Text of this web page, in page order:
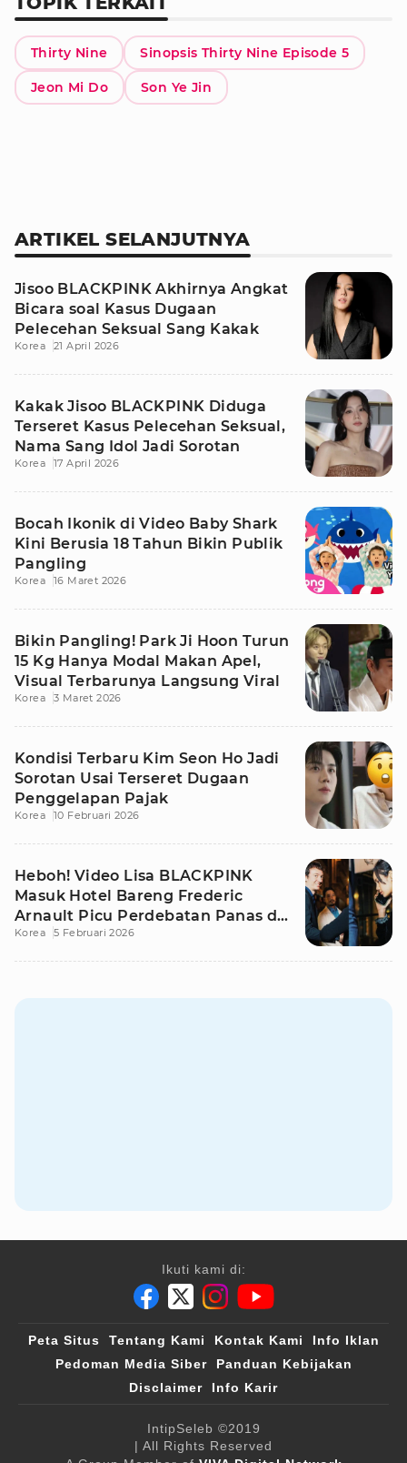
Thirty Nine Sinopsis Thirty Nine Episode 5
Jeon Mi Do Son Ye Jin
ARTIKEL SELANJUTNYA
Jisoo BLACKPINK Akhirnya Angkat
Bicara soal Kasus Dugaan
Pelecehan Seksual Sang Kakak
Korea 21 April 2026
Kakak Jisoo BLACKPINK Diduga
Terseret Kasus Pelecehan Seksual,
Nama Sang Idol Jadi Sorotan
Korea 17 April 2026
Bocah Ikonik di Video Baby Shark
Kini Berusia 18 Tahun Bikin Publik
Pangling
Korea 16 Maret 2026
Bikin Pangling! Park Ji Hoon Turun
15 Kg Hanya Modal Makan Apel,
Visual Terbarunya Langsung Viral
Korea 3 Maret 2026
Kondisi Terbaru Kim Seon Ho Jadi
Sorotan Usai Terseret Dugaan
Penggelapan Pajak
Korea 10 Februari 2026
Heboh! Video Lisa BLACKPINK
Masuk Hotel Bareng Frederic
Arnault Picu Perdebatan Panas di
Medsos
Korea 5 Februari 2026
Ikuti kami di:
Peta Situs Tentang Kami Kontak Kami
Info Iklan
Pedoman Media Siber
Panduan Kebijakan
Disclaimer
Info Karir
IntipSeleb ©2019
| All Rights Reserved